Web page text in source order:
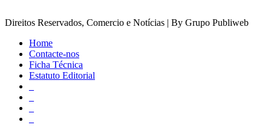
Direitos Reservados, Comercio e Notícias | By Grupo Publiweb
Home
Contacte-nos
Ficha Técnica
Estatuto Editorial